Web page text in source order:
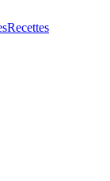
Recettes